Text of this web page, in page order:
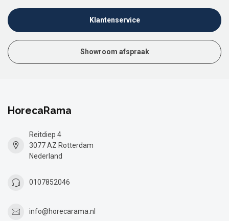
Klantenservice
Showroom afspraak
HorecaRama
Reitdiep 4
3077 AZ Rotterdam
Nederland
0107852046
info@horecarama.nl